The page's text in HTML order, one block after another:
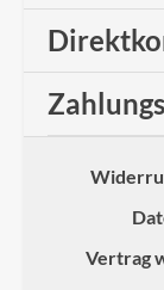
Vertrag